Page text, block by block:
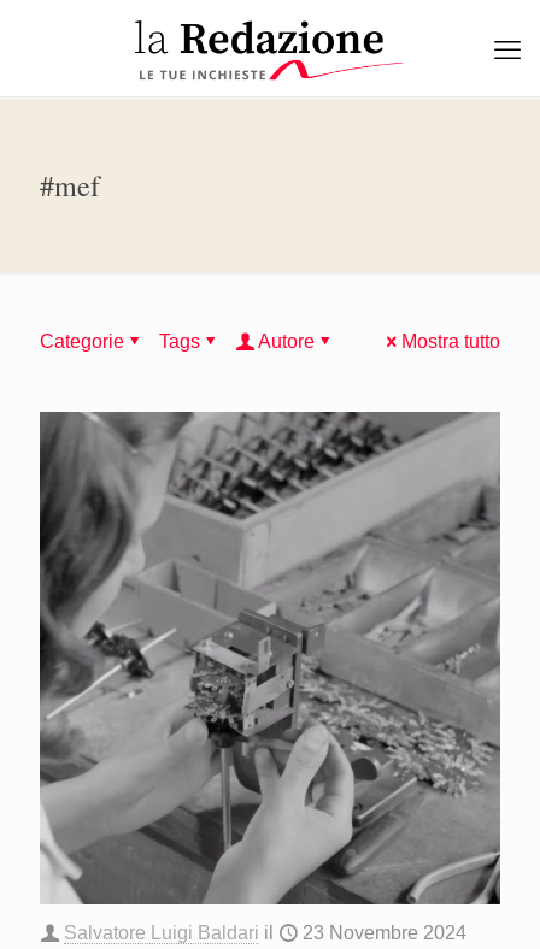
#mef
Categorie Tags Autore Mostra tutto
Salvatore Luigi Baldari il 23 Novembre 2024